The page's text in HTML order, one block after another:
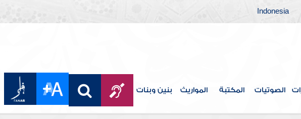
Indonesia
الصوتيات المكتبة المواريث بنين وبنات